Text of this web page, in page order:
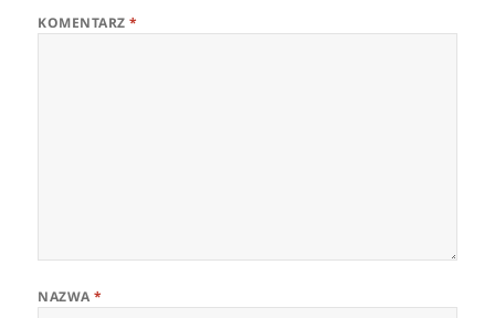
KOMENTARZ*
NAZWA*